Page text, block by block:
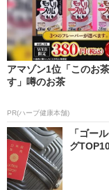
アマゾン1位「このお
す」噂のお茶
PR(ハーブ健康本舗)
「ゴー
グ